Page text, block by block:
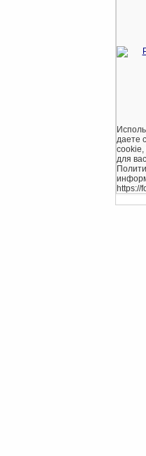
даете
cookie,
для
https://